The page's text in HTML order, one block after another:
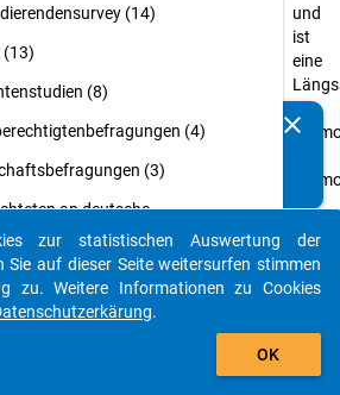
(14)
(13)
(8)
(4)
(3)
an deutsche
(3)
(2)
und
ist
eine
die
bis
clear
die auf Basis unserer
sind? Dann teilen Sie uns diese
auto_stories
filter_alt
zur statistischen Auswertung der
Sie auf dieser Seite weitersurfen stimmen
zu. Weitere Informationen zu Cookies
.
OK